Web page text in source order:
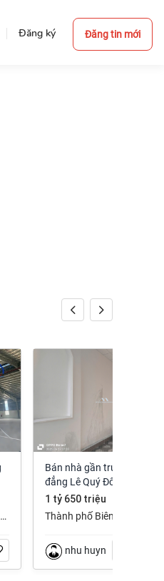
Đăng ký Đăng tin mới
Bán nhà gần trường cao
đẳng Lê Quý Đôn phường
Long Hưng Đồng Nai
1 tỷ 650 triệu
Thành phố Biên Hòa
nhu huynh